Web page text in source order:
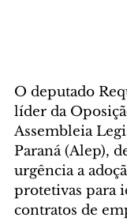
O deputado
líder da
Assembleia
Paraná (Alep),
urgência a
protetivas para
contratos de